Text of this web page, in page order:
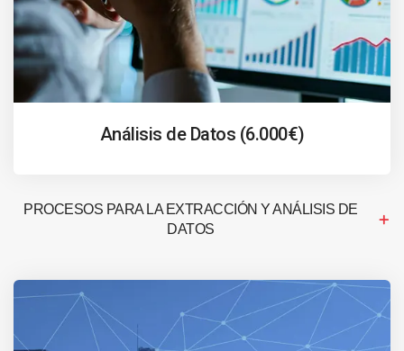
Análisis de Datos (6.000€)
PROCESOS PARA LA EXTRACCIÓN Y ANÁLISIS DE
DATOS